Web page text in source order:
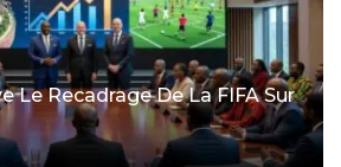
Le Recadrage De La FIFA Sur